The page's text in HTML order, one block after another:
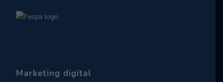
Marketing digital